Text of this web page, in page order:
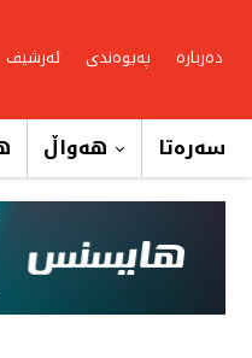
دەربارە پەیوەندی ئەرشیف
سەرەتا هەواڵ